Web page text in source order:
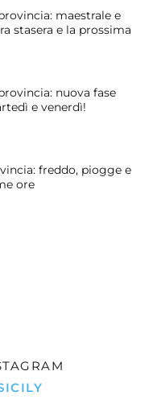
maestrale e
stasera e la prossima
nuova fase
e venerdì!
freddo, piogge e
ore